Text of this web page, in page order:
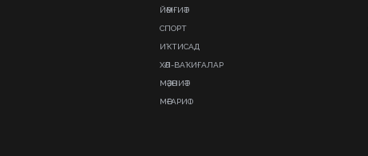
ЙӘМҒИӘТ
СПОРТ
ИҠТИСАД
ХӘЛ-ВАҠИҒАЛАР
МӘҘӘНИӘТ
МӘҒАРИФ